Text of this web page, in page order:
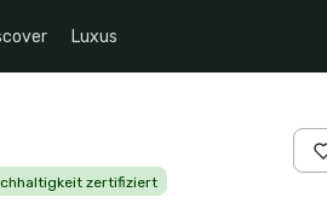
Luxus
zertifiziert